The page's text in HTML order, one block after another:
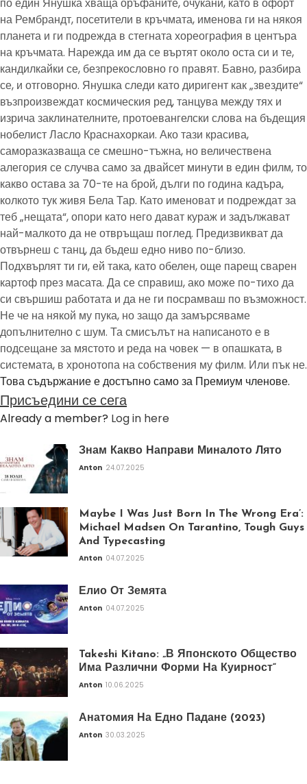
по един Янушка хваща оръфаните, очукани, като в офорт
на Рембрандт, посетители в кръчмата, именова ги на някоя
планета и ги подрежда в стегната хореография в центъра
на кръчмата. Нарежда им да се въртят около оста си и те,
кандилкайки се, безпрекословно го правят. Бавно, разбира
се, и отговорно. Янушка следи като диригент как „звездите“
възпроизвеждат космическия ред, танцува между тях и
изрича заклинателните, протоевангелски слова на бъдещия
нобелист Ласло Краснахоркаи. Ако тази красива,
саморазказваща се смешно-тъжна, но величествена
алегория се случва само за двайсет минути в един филм, то
какво остава за 70-те на брой, дълги по година кадъра,
колкото тук живя Бела Тар. Като именоват и подреждат за
теб „нещата“, опори като него дават кураж и задължават
най-малкото да не отвръщаш поглед. Предизвикват да
отвърнеш с танц, да бъдеш едно ниво по-близо.
Подхвърлят ти ги, ей така, като обелен, още парещ сварен
картоф през масата. Да се справиш, ако може по-тихо да
си свършиш работата и да не ги посрамваш по възможност.
Не че на някой му пука, но защо да замърсяваме
допълнително с шум. Та смисълът на написаното е в
подсещане за мястото и реда на човек — в опашката, в
системата, в хронотопа на собствения му филм. Или пък не.
Това съдържание е достъпно само за Премиум членове.
Присъедини се сега
Already a member? Log in here
Знам Какво Направи Миналото Лято
Anton 24.07.2025
Maybe I Was Just Born In The Wrong Era’:
Michael Madsen On Tarantino, Tough Guys
And Typecasting
Anton 04.07.2025
Елио От Земята
Anton 04.07.2025
Takeshi Kitano: „В Японското Общество
Има Различни Форми На Куирност“
Anton 10.06.2025
Анатомия На Едно Падане (2023)
Anton 30.03.2025